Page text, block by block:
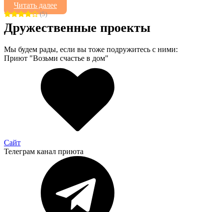
Читать далее
(5)
Дружественные проекты
Мы будем рады, если вы тоже подружитесь с ними:
Приют "Возьми счастье в дом"
Сайт
Телеграм канал приюта